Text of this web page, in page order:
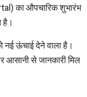
का औपचारिक शुभारंभ
है।
नई ऊंचाई देने वाला है।
आसानी से जानकारी मिल